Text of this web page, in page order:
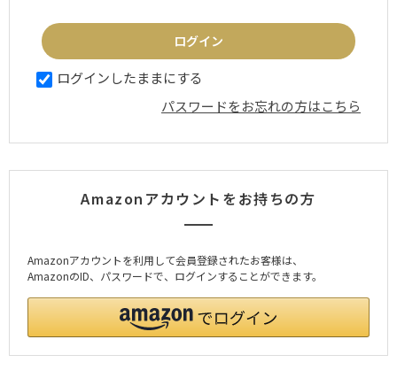
ログインしたままにする
パスワードをお忘れの方はこちら
Amazonアカウントをお持ちの方
Amazonアカウントを利用して会員登録されたお客様は、
AmazonのID、パスワードで、ログインすることができます。